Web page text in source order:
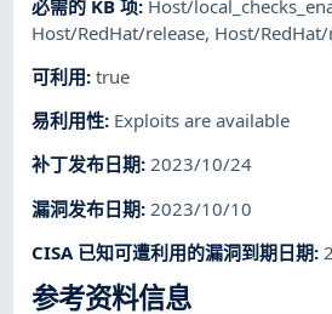
必需的 KB 项: Host/
Host/RedHat/release, Host/
可利用:true
易利用性: Exploits are available
补丁发布日期:2023/10/24
漏洞发布日期: 2023/10/10
CISA 已知可遭利用的漏洞到期日期:
参考资料信息